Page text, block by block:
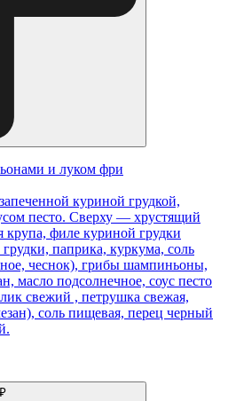
и луком фри
куриной грудкой,
песто. Сверху — хрустящий
крупа, филе куриной грудки
паприка, куркума, соль
чеснок), грибы шампиньоны,
масло подсолнечное, соус песто
свежий , петрушка свежая,
соль пищевая, перец черный